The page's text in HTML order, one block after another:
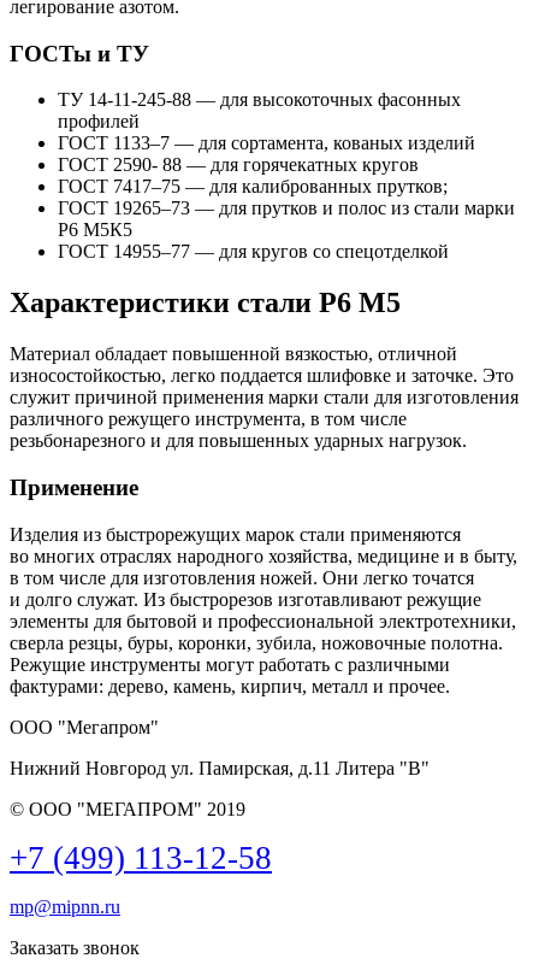
легирование азотом.
ГОСТы и ТУ
ТУ 14-11-245-88 — для высокоточных фасонных
профилей
ГОСТ 1133–7 — для сортамента, кованых изделий
ГОСТ 2590- 88 — для горячекатных кругов
ГОСТ 7417–75 — для калиброванных прутков;
ГОСТ 19265–73 — для прутков и полос из стали марки
Р6 М5К5
ГОСТ 14955–77 — для кругов со спецотделкой
Характеристики стали Р6 М5
Материал обладает повышенной вязкостью, отличной
износостойкостью, легко поддается шлифовке и заточке. Это
служит причиной применения марки стали для изготовления
различного режущего инструмента, в том числе
резьбонарезного и для повышенных ударных нагрузок.
Применение
Изделия из быстрорежущих марок стали применяются
во многих отраслях народного хозяйства, медицине и в быту,
в том числе для изготовления ножей. Они легко точатся
и долго служат. Из быстрорезов изготавливают режущие
элементы для бытовой и профессиональной электротехники,
сверла резцы, буры, коронки, зубила, ножовочные полотна.
Режущие инструменты могут работать с различными
фактурами: дерево, камень, кирпич, металл и прочее.
ООО "Мегапром"
Нижний Новгород ул. Памирская, д.11 Литера "В"
© ООО "МЕГАПРОМ" 2019
+7 (499) 113-12-58
mp@mipnn.ru
Заказать звонок